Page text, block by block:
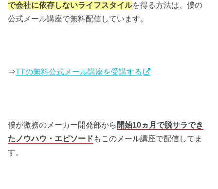
で会社に依存しないライフスタイルを得る方法は、僕の
公式メール講座で無料配信しています。
⇒TTの無料公式メール講座を受講する
僕が激務のメーカー開発部から 開始10ヵ月で脱サラでき
たノウハウ・エピソード もこのメール講座で配信してま
す。